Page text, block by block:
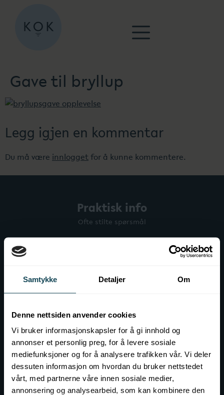
Samtykke Detaljer Om
Denne nettsiden anvender cookies
Vi bruker informasjonskapsler for å gi innhold og
annonser et personlig preg, for å levere sosiale
mediefunksjoner og for å analysere trafikken vår. Vi deler
dessuten informasjon om hvordan du bruker nettstedet
vårt, med partnerne våre innen sosiale medier,
annonsering og analysearbeid, som kan kombinere den
Gave til bryllup
Legg igjen en kommentar
Du må være innloggetfor å kunne kommentere.
Praktisk info
Ofte stilte spørsmål
Event hos KOK
Ledig stilling